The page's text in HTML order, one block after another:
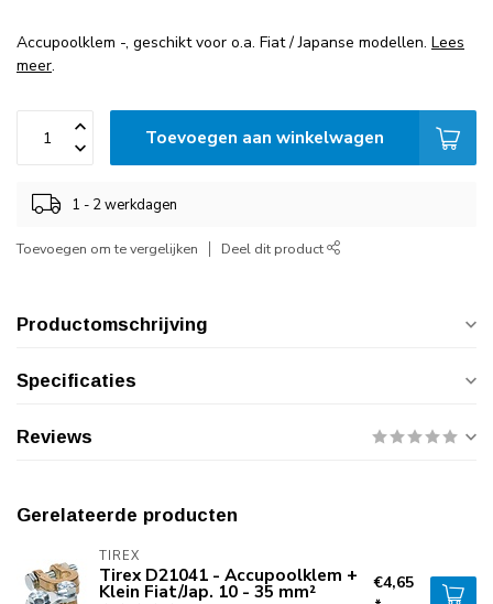
Accupoolklem -, geschikt voor o.a. Fiat / Japanse modellen. Lees
meer.
Toevoegen aan winkelwagen
1 - 2 werkdagen
Toevoegen om te vergelijken Deel dit product
Productomschrijving
Specificaties
Reviews
Gerelateerde producten
TIREX
Tirex D21041 - Accupoolklem +
Klein Fiat/Jap. 10 - 35 mm²
€4,65